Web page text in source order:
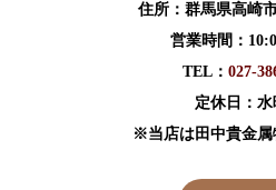
住所：群馬県高崎
営業時間：
TEL： 027-
定休日：水
※当店は田中貴金属